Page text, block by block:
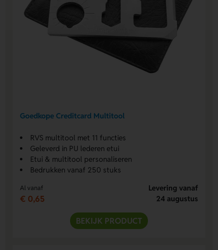
Goedkope Creditcard Multitool
RVS multitool met 11 functies
Geleverd in PU lederen etui
Etui & multitool personaliseren
Bedrukken vanaf 250 stuks
Al vanaf
€ 0,65
Levering vanaf
24 augustus
BEKIJK PRODUCT